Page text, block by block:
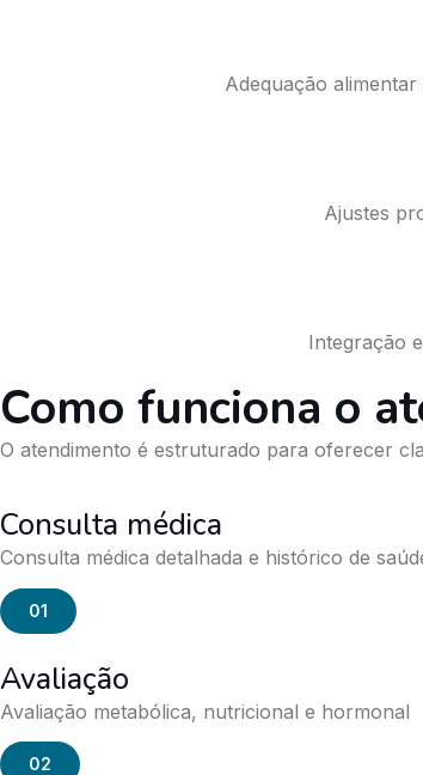
Adequação
Ajustes
Integração
Como funciona o
O atendimento é estruturado para oferecer
Consulta médica
Consulta médica detalhada e histórico de
01
Avaliação
Avaliação metabólica, nutricional e hormonal
02